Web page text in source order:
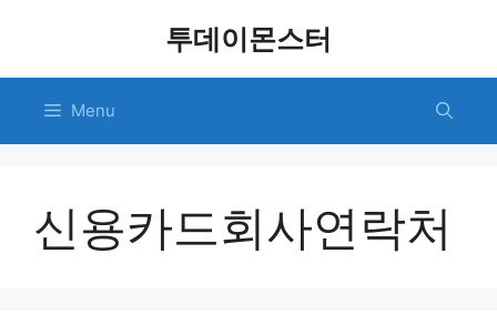
투데이몬스터
Menu
신용카드회사연락처